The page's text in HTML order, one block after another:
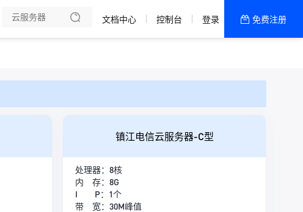
五区 · 精品大带宽
四区 · 精品大带宽
文档中心 控制台 登录 免费注册
镇江电信云服务器-C型
处理器：8核
内 存：8G
I P：1个
带 宽：30M峰值